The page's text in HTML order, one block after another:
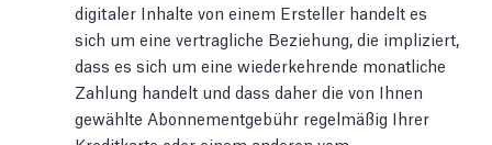
digitaler Inhalte von einem Ersteller handelt es
sich um eine vertragliche Beziehung, die impliziert,
dass es sich um eine wiederkehrende monatliche
Zahlung handelt und dass daher die von Ihnen
gewählte Abonnementgebühr regelmäßig Ihrer